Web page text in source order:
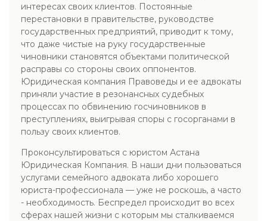
интересах своих клиентов. Постоянные
перестановки в правительстве, руководстве
государственных предприятий, приводит к тому,
что даже чистые на руку государственные
чиновники становятся объектами политической
расправы со стороны своих оппонентов.
Юридическая компания Правоведы и ее адвокаты
приняли участие в резонансных судебных
процессах по обвинению госчиновников в
преступлениях, выигрывая споры с госорганами в
пользу своих клиентов.
Проконсультироваться с юристом Астана
Юридическая Компания. В наши дни пользоваться
услугами семейного адвоката либо хорошего
юриста-профессионала — уже не роскошь, а часто
- необходимость. Беспредел происходит во всех
сферах нашей жизни с которым мы сталкиваемся